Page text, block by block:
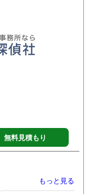
無料見積もり
もっと見る